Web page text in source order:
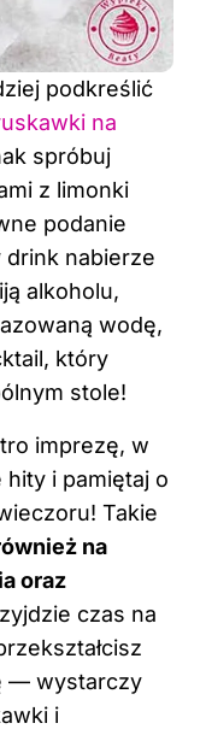
podkreślić
na
spróbuj
z limonki
podanie
nabierze
alkoholu,
wodę,
który
stole!
imprezę, w
i pamiętaj o
Takie
na
oraz
czas na
— wystarczy
i